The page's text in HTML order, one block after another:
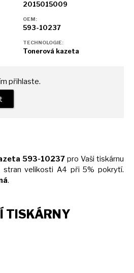
2015015009
OEM:
593-10237
TECHNOLOGIE:
Tonerová kazeta
přihlaste.
593-10237 pro Vaši tiskárnu
stran velikosti A4 při 5% pokrytí.
.
TISKÁRNY